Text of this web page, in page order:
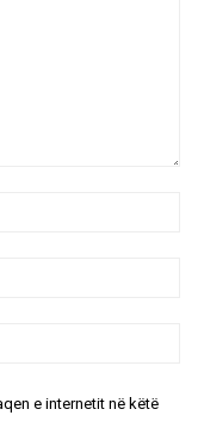
e internetit në këtë